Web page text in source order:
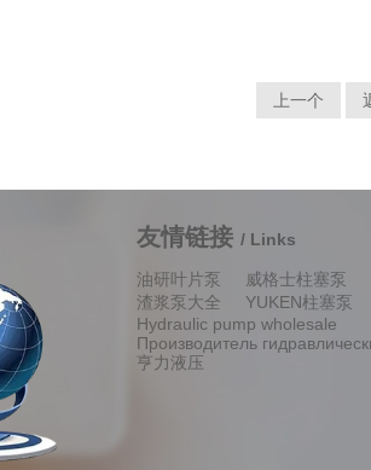
上一个
友情链接 / Links
油研叶片泵 威格士柱塞泵
渣浆泵大全
YUKEN柱塞泵
Hydraulic pump wholesale
Производитель
亨力液压